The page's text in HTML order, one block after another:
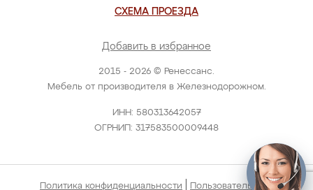
2015 - 2026 © Ренессанс.
Мебель от производителя в Железнодорожном.
ИНН: 580313642057
ОГРНИП: 317583500009448
СХЕМА ПРОЕЗДА
Добавить в избранное
Политика конфиденциальности Пользовательское